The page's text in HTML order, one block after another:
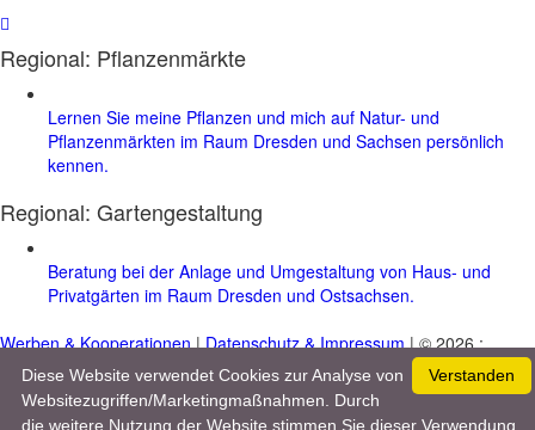
Regional: Pflanzenmärkte
Lernen Sie meine Pflanzen und mich auf Natur- und
Pflanzenmärkten im Raum Dresden und Sachsen persönlich
kennen.
Regional: Gartengestaltung
Beratung bei der Anlage und Umgestaltung von Haus- und
Privatgärten im Raum Dresden und Ostsachsen.
Werben & Kooperationen|Datenschutz & Impressum| © 2026 :
www.pflanzenreich.com
Verstanden
Diese Website verwendet Cookies zur Analyse von
Websitezugriffen/Marketingmaßnahmen. Durch
die weitere Nutzung der Website stimmen Sie dieser Verwendung